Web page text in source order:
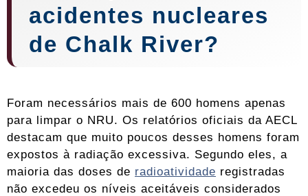
acidentes nucleares
de Chalk River?
Foram necessários mais de 600 homens apenas
para limpar o NRU. Os relatórios oficiais da AECL
destacam que muito poucos desses homens foram
expostos à radiação excessiva. Segundo eles, a
maioria das doses de radioatividade registradas
não excedeu os níveis aceitáveis ​​considerados